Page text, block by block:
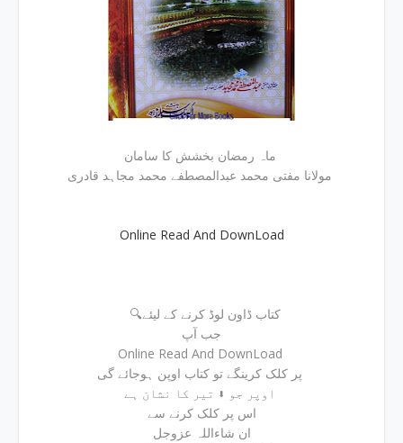
Online Read And DownLoad
🔍کتاب ڈاون لوڈ کرنے کے لیئے
جب آپ
Online Read And DownLoad
اس پر کلک کرنے سے
ان شاءاللہ عزوجل